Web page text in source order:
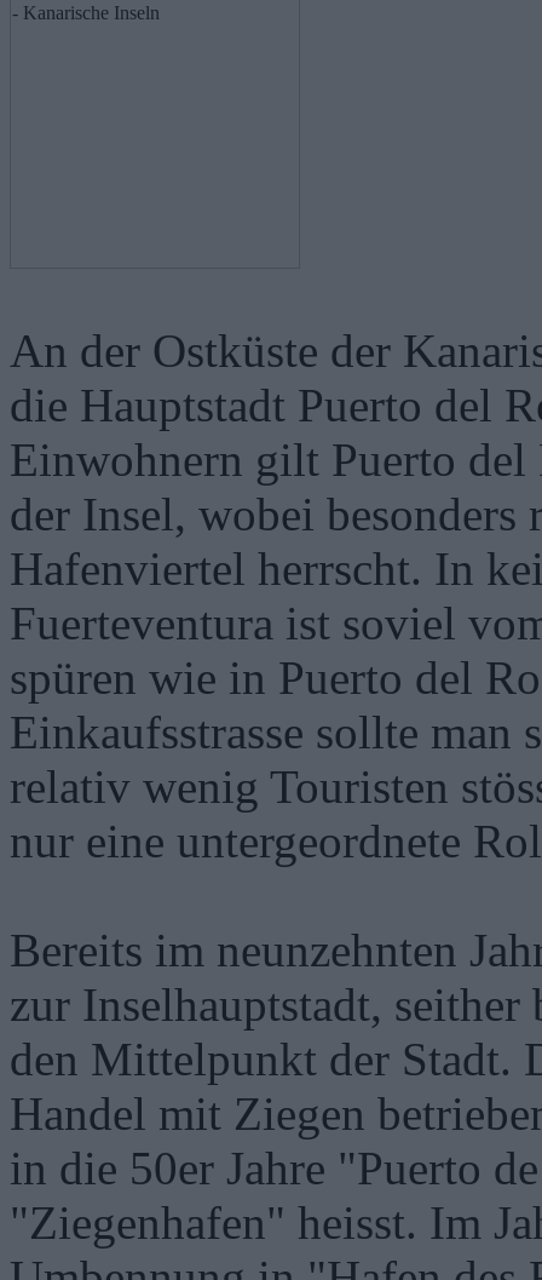
An der Ostküste der
die Hauptstadt Puerto del
Einwohnern gilt Puerto del
der Insel, wobei besonders
Hafenviertel herrscht. In
Fuerteventura ist soviel
spüren wie in Puerto del
Einkaufsstrasse sollte man
relativ wenig Touristen
nur eine untergeordnete
Bereits im neunzehnten
zur Inselhauptstadt,
den Mittelpunkt der Stadt.
Handel mit Ziegen
in die 50er Jahre "Puerto
"Ziegenhafen" heisst. Im